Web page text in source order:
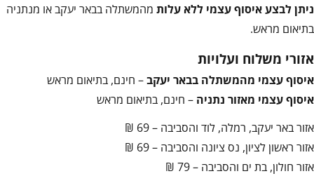
ניתן לבצע איסוף עצמי ללא עלות מהמשתלה בבאר יעקב או מנתניה
בתיאום מראש.
אזורי משלוח ועלויות
איסוף עצמי מהמשתלה בבאר יעקב– חינם, בתיאום מראש
איסוף עצמי מאזור נתניה – חינם, בתיאום מראש
אזור באר יעקב, רמלה, לוד והסביבה – 69 ₪
אזור ראשון לציון, נס ציונה והסביבה – 69 ₪
אזור חולון, בת ים והסביבה – 79 ₪